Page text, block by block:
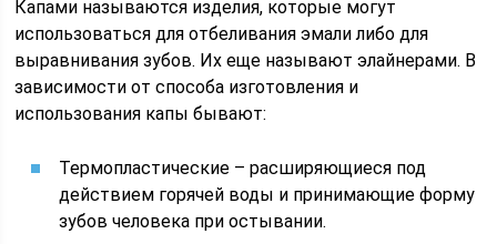
Капами называются изделия, которые могут
использоваться для отбеливания эмали либо для
выравнивания зубов. Их еще называют элайнерами. В
зависимости от способа изготовления и
использования капы бывают:
Термопластические – расширяющиеся под
действием горячей воды и принимающие форму
зубов человека при остывании.